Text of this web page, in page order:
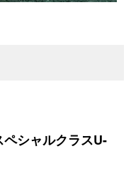
シャルクラスU-